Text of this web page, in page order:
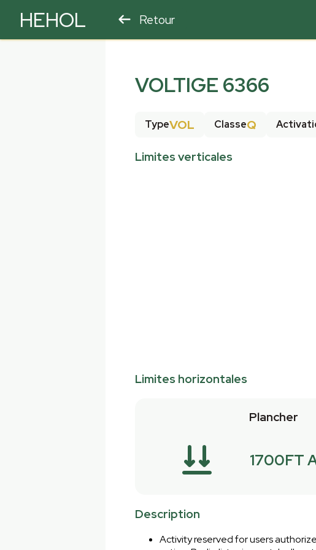
HEHOL Retour
VOLTIGE 6366
TypeVOL ClasseQ
Limites verticales
Limites horizontales
Plancher
1700FT
Description
Activity reserved for users